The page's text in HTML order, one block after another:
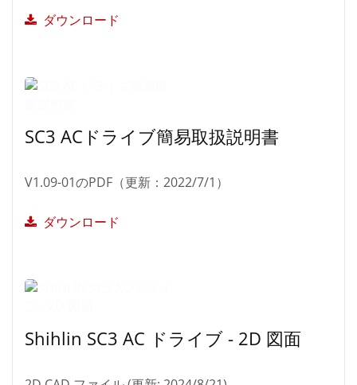
ダウンロード
SC3 ACドライブ簡易取扱説明書
V1.09-01のPDF（更新：2022/7/1）
ダウンロード
Shihlin SC3 AC ドライブ - 2D 図面